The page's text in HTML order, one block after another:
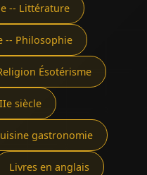
-- Littérature
-- Philosophie
Ésotérisme
siècle
gastronomie
Livres en anglais